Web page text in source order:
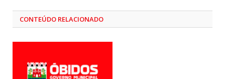
CONTEÚDO RELACIONADO